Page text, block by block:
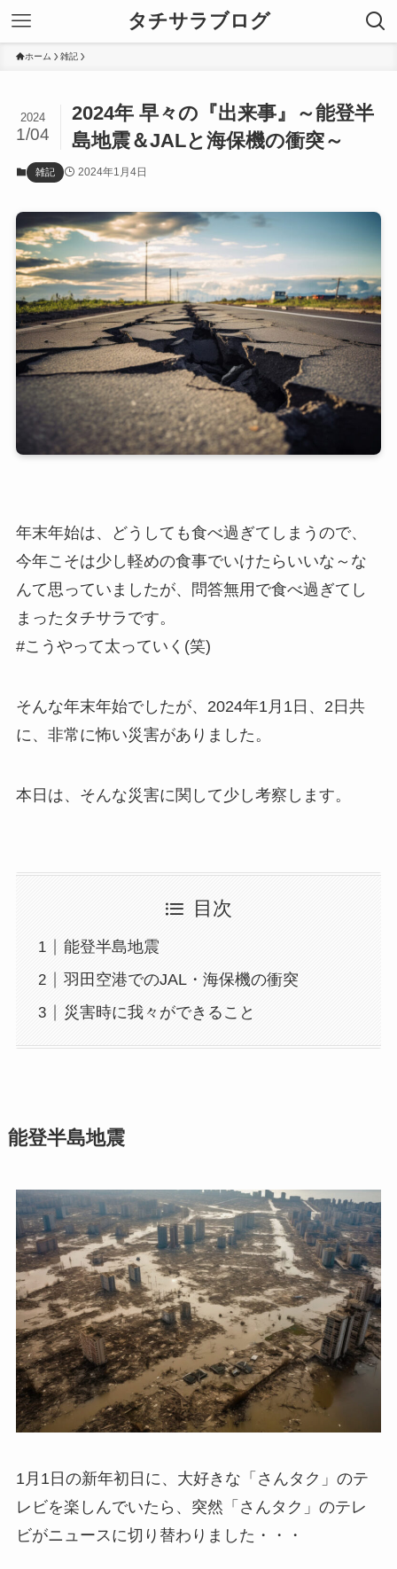
タチサラブログ
ホーム 雑記
2024年 早々の『出来事』～能登半
島地震＆JALと海保機の衝突～
2024
1/04
雑記 2024年1月4日
年末年始は、どうしても食べ過ぎてしまうので、
今年こそは少し軽めの食事でいけたらいいな～な
んて思っていましたが、問答無用で食べ過ぎてし
まったタチサラです。
#こうやって太っていく(笑)
そんな年末年始でしたが、2024年1月1日、2日共
に、非常に怖い災害がありました。
本日は、そんな災害に関して少し考察します。
目次
能登半島地震
羽田空港でのJAL・海保機の衝突
災害時に我々ができること
能登半島地震
1月1日の新年初日に、大好きな「さんタク」のテ
レビを楽しんでいたら、突然「さんタク」のテレ
ビがニュースに切り替わりました・・・